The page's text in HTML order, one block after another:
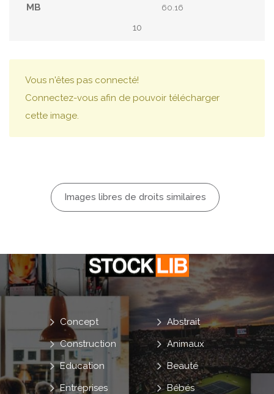
60.16
10
Vous n'êtes pas connecté!
Connectez-vous afin de pouvoir télécharger
cette image.
Images libres de droits similaires
Abstrait
Animaux
Beauté
Bébés
Concept
Construction
Education
Entreprises